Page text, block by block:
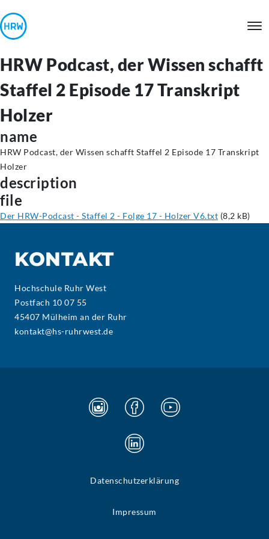
HRW Podcast, der Wissen schafft
Staffel 2 Episode 17 Transkript
Holzer
name
HRW Podcast, der Wissen schafft Staffel 2 Episode 17 Transkript
Holzer
description
file
Der HRW-Podcast - Staffel 2 - Folge 17 - Holzer V6.txt (8,2 kB)
KONTAKT
Hochschule Ruhr West
Postfach 10 07 55
45407 Mülheim an der Ruhr
kontakt@hs-ruhrwest.de
Datenschutzerklärung
Impressum